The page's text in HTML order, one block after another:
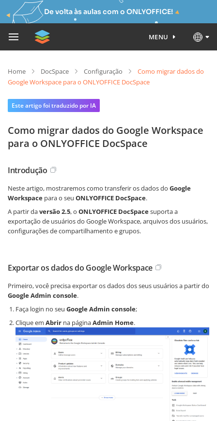
De volta às aulas com o ONLYOFFICE!
MENU
Home DocSpace Configuração
Como migrar dados do
Google Workspace para o ONLYOFFICE DocSpace
Este artigo foi traduzido por IA
Como migrar dados do Google Workspace
para o ONLYOFFICE DocSpace
Introdução
Neste artigo, mostraremos como transferir os dados do Google
Workspace para o seu ONLYOFFICE DocSpace.
A partir daversão 2.5, o ONLYOFFICE DocSpacesuporta a
exportação de usuários do Google Workspace, arquivos dos usuários,
configurações de compartilhamento e grupos.
Exportar os dados do Google Workspace
Primeiro, você precisa exportar os dados dos seus usuários a partir do
Google Admin console.
Faça login no seu Google Admin console;
Clique em Abrir na páginaAdmin Home.